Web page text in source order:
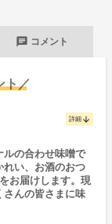
chat コメント
ト／
詳細 arrow_downward
ルの合わせ味噌で
れい、お酒のおつ
お届けします。現
さんの皆さまに味